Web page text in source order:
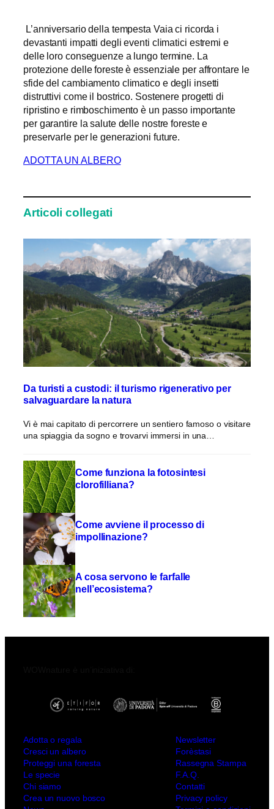
L’anniversario della tempesta Vaia ci ricorda i
devastanti impatti degli eventi climatici estremi e
delle loro conseguenze a lungo termine. La
protezione delle foreste è essenziale per affrontare le
sfide del cambiamento climatico e degli insetti
distruttivi come il bostrico. Sostenere progetti di
ripristino e rimboschimento è un passo importante
per garantire la salute delle nostre foreste e
preservarle per le generazioni future.
ADOTTA UN ALBERO
Articoli collegati
Da turisti a custodi: il turismo rigenerativo per
salvaguardare la natura
Vi è mai capitato di percorrere un sentiero famoso o visitare
una spiaggia da sogno e trovarvi immersi in una…
Come funziona la fotosintesi
clorofilliana?
Come avviene il processo di
impollinazione?
A cosa servono le farfalle
nell’ecosistema?
Adotta o regala
Cresci un albero
Proteggi una foresta
Le specie
Chi siamo
Crea un nuovo bosco
Newsletter
Forèstasi
Rassegna Stampa
F.A.Q.
Contatti
Privacy policy